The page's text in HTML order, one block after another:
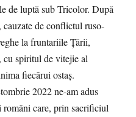
de luptă sub Tricolor. După
de conflictul ruso-
la fruntariile Țării,
cu spiritul de vitejie al
fiecărui ostaș.
2022 ne-am adus
români care, prin sacrificiul